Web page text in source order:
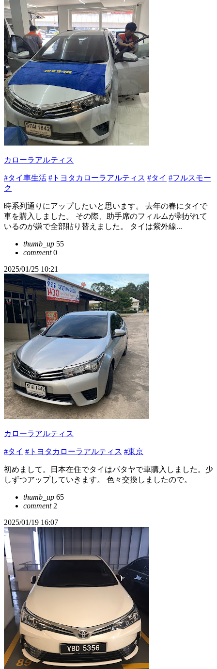
カローラアルティス
#タイ車生活 #トヨタカローラアルティス #タイ #フルスモー
ク
時系列通りにアップしたいと思います。 去年の春にタイで
車を購入しました。 その際、助手席のフィルムが剥がれて
いるのが嫌で全部貼り替えました。 タイは紫外線...
thumb_up 55
comment0
2025/01/25 10:21
カローラアルティス
#タイ #トヨタカローラアルティス #東京
初めまして。日本在住でタイはパタヤで車購入しました。少
しずつアップしていきます。 色々交換しましたので。
thumb_up 65
comment2
2025/01/19 16:07